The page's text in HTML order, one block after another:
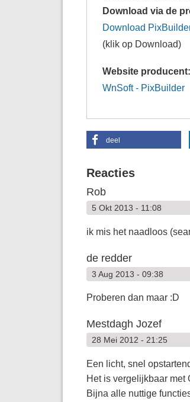
Download via de
Download
(klik op Download)
Website producent:
WnSoft - PixBuilder
deel
Reacties
Rob
5 Okt 2013 - 11:08
ik mis het naadloos
de redder
3 Aug 2013 - 09:38
Proberen dan maar :D
Mestdagh Jozef
28 Mei 2012 - 21:25
Een licht, snel
Het is vergelijkbaar met
Bijna alle nuttige